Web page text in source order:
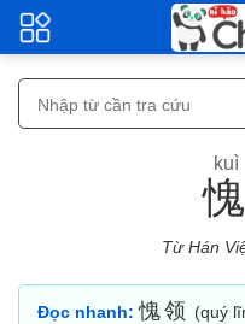
Từ Hán
Đọc nhanh: 愧领 (quý